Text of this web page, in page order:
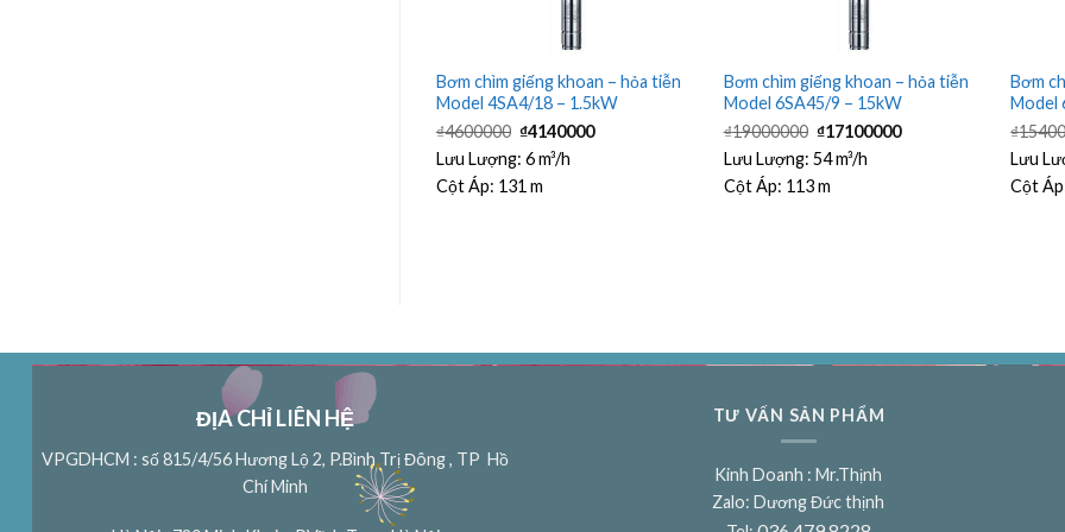
Bơm chìm giếng khoan – hỏa tiễn
Model 4SA4/18 – 1.5kW
₫4600000 Giá
gốc
là:
₫4140000Giá
hiện
Lưu Lượng: 6 m³/h
Cột Áp: 131 m
Bơm chìm giếng khoan – hỏa tiễn
Model 6SA45/9 – 15kW
₫19000000 Giá
gốc
là:
₫17100000Giá
hiện
Lưu Lượng: 54 m³/h
Cột Áp: 113 m
Bơm
Model
₫
Lưu
Cột
ĐỊA CHỈ LIÊN HỆ
VPGDHCM : số 815/4/56 Hương Lộ 2, P.Bình Trị Đông , TP Hồ
Chí Minh
TƯ VẤN SẢN PHẨM
Kinh Doanh : Mr.Thịnh
Zalo: Dương Đức thịnh